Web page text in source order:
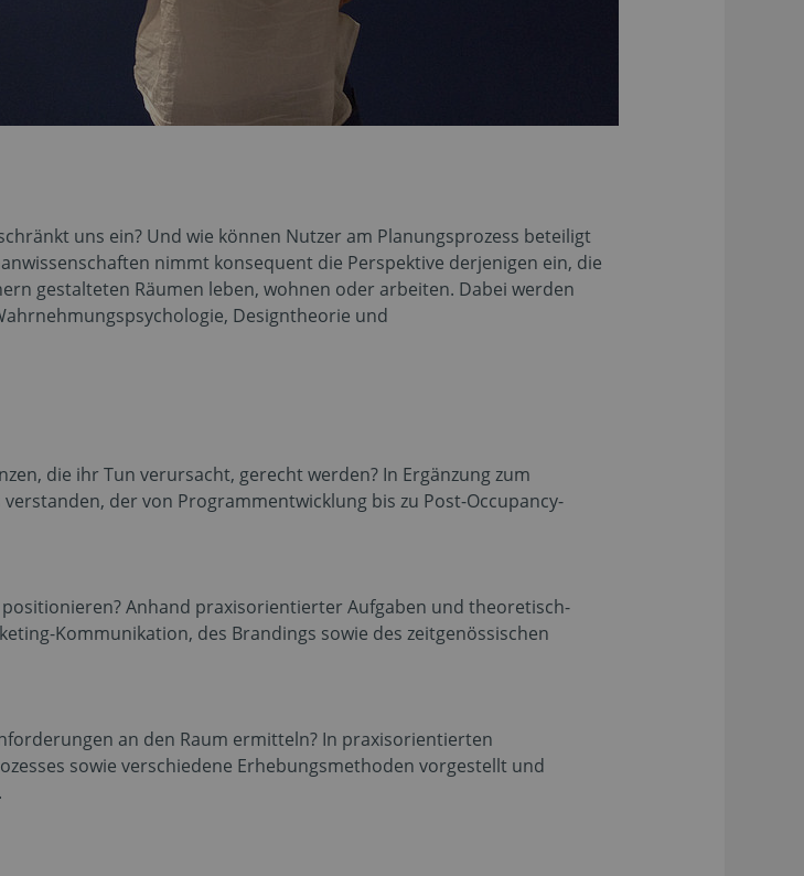
uns ein? Und wie können Nutzer am Planungsprozess beteiligt
nimmt konsequent die Perspektive derjenigen ein, die
gestalteten Räumen leben, wohnen oder arbeiten. Dabei werden
Designtheorie und
die ihr Tun verursacht, gerecht werden? In Ergänzung zum
der von Programmentwicklung bis zu Post-Occupancy-
Anhand praxisorientierter Aufgaben und theoretisch-
Kommunikation, des Brandings sowie des zeitgenössischen
an den Raum ermitteln? In praxisorientierten
sowie verschiedene Erhebungsmethoden vorgestellt und